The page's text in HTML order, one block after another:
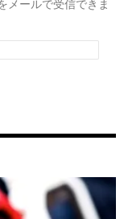
メールで受信できま